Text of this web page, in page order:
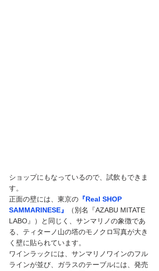
ショップにもなっているので、試飲もできま
す。
正面の壁には、東京の 『Real SHOP
SAMMARINESE』
（別名『AZABU MITATE
LABO』）と同じく、サンマリノの象徴であ
る、ティターノ山の塔のモノクロ写真が大き
く壁に貼られています。
ワインラックには、サンマリノワインのフル
ラインが並び、ガラスのテーブルには、発売